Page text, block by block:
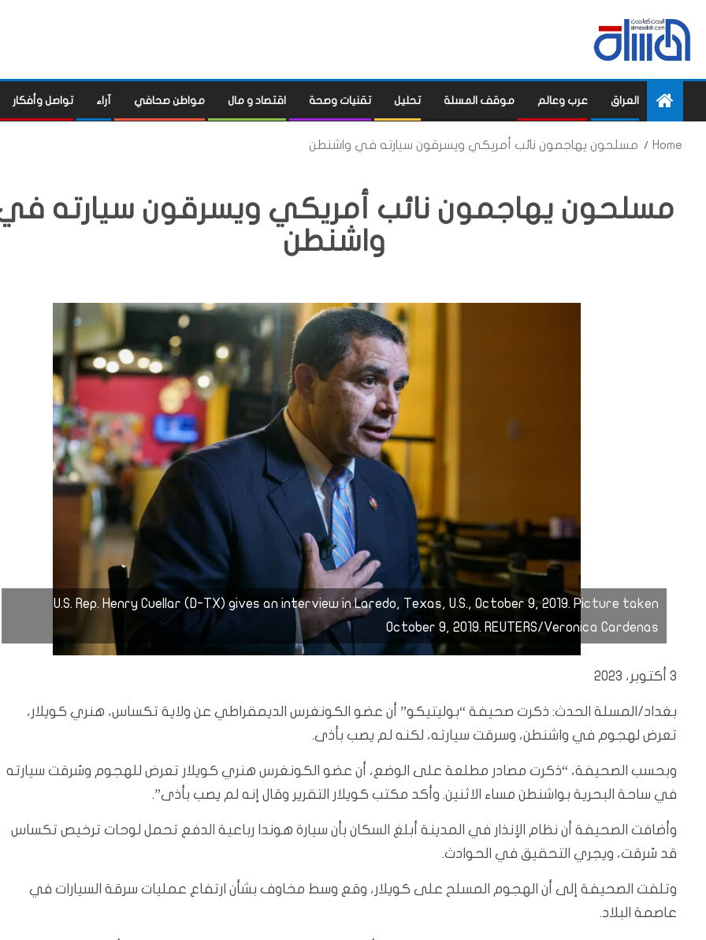
العراق عرب وعالم موقف المسلة تحليل تقنيات وصحة اقتصاد و مال مواطن صحافي آراء تواصل وأفكار
Home مسلحون يهاجمون نائب أمريكي ويسرقون سيارته في واشنطن
مسلحون يهاجمون نائب أمريكي ويسرقون سيارته
واشنطن
U.S. Rep. Henry Cuellar (D-TX) gives an interview in Laredo, Texas, U.S., October 9, 2019. Picture taken
October 9, 2019. REUTERS/Veronica Cardenas
3 أكتوبر، 2023
بغداد/المسلة الحدث: ذكرت صحيفة “بوليتيكو” أن عضو الكونغرس الديمقراطي عن ولاية تكساس، هنري كويلار،
تعرض لهجوم في واشنطن، وسرقت سيارته، لكنه لم يصب بأذى.
وبحسب الصحيفة، “ذكرت مصادر مطلعة على الوضع، أن عضو الكونغرس هنري كويلار تعرض للهجوم وسُرقت سيارته
في ساحة البحرية بواشنطن مساء الاثنين. وأكد مكتب كويلار التقرير وقال إنه لم يصب بأذى”.
وأضافت الصحيفة أن نظام الإنذار في المدينة أبلغ السكان بأن سيارة هوندا رباعية الدفع تحمل لوحات ترخيص تكساس
قد سُرقت، ويجري التحقيق في الحوادث.
وتلفت الصحيفة إلى أن الهجوم المسلح على كويلار، وقع وسط مخاوف بشأن ارتفاع عمليات سرقة السيارات في
عاصمة البلاد.